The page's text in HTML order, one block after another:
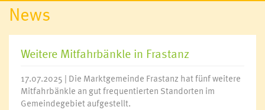
News
Weitere Mitfahrbänkle in Frastanz
17.07.2025 | Die Marktgemeinde Frastanz hat fünf weitere
Mitfahrbänkle an gut frequentierten Standorten im
Gemeindegebiet aufgestellt.